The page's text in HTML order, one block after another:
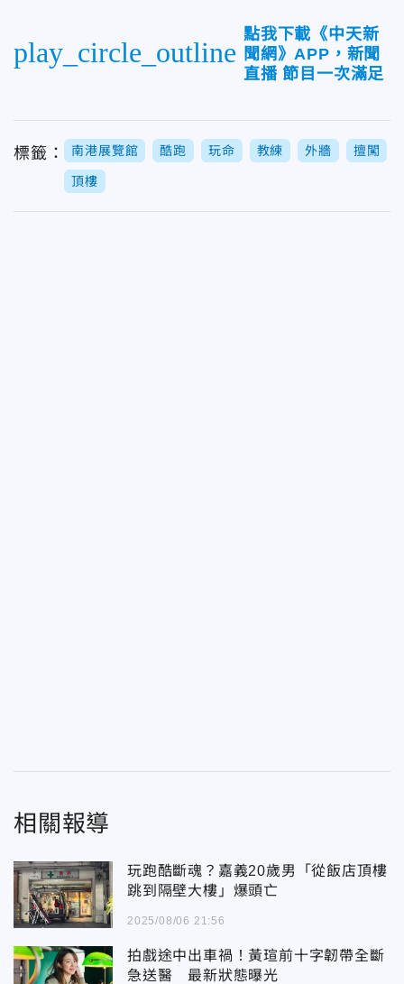
play_circle_outline
點我下載《中天新
聞網》APP，新聞
直播 節目一次滿足
標籤： 南港展覽館 酷跑 玩命 教練 外牆 擅闖
頂樓
相關報導
玩跑酷斷魂？嘉義20歲男「從飯店頂樓
跳到隔壁大樓」爆頭亡
2025/08/06 21:56
拍戲途中出車禍！黃瑄前十字韌帶全斷
急送醫 最新狀態曝光